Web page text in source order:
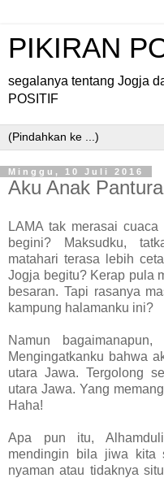
PIKIRAN
segalanya tentang Jogja
POSITIF
Minggu, 10 Juli 2016
Aku Anak Pantura
LAMA tak merasai
begini? Maksudku,
matahari terasa lebih
Jogja begitu? Kerap pula
besaran. Tapi rasanya
kampung halamanku ini?
Namun
Mengingatkanku bahwa
utara Jawa. Tergolong
utara Jawa. Yang
Haha!
Apa pun itu,
mendingin bila jiwa kita
nyaman atau tidaknya